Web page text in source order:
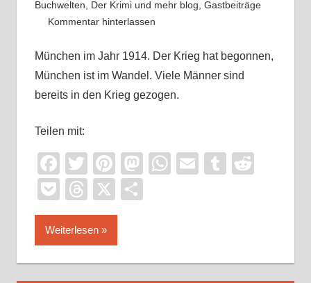
Buchwelten
Der Krimi und mehr blog Gastbeiträge
Kommentar hinterlassen
München im Jahr 1914. Der Krieg hat begonnen,
München ist im Wandel. Viele Männer sind
bereits in den Krieg gezogen.
Teilen mit:
Facebook
TwitterPinterest
Mastodon
WhatsApp
EmailTumblr
PocketThreads
X
Weiterlesen